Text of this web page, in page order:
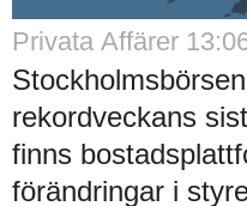
Privata Affärer
rekordveckans
finns
förändringar i